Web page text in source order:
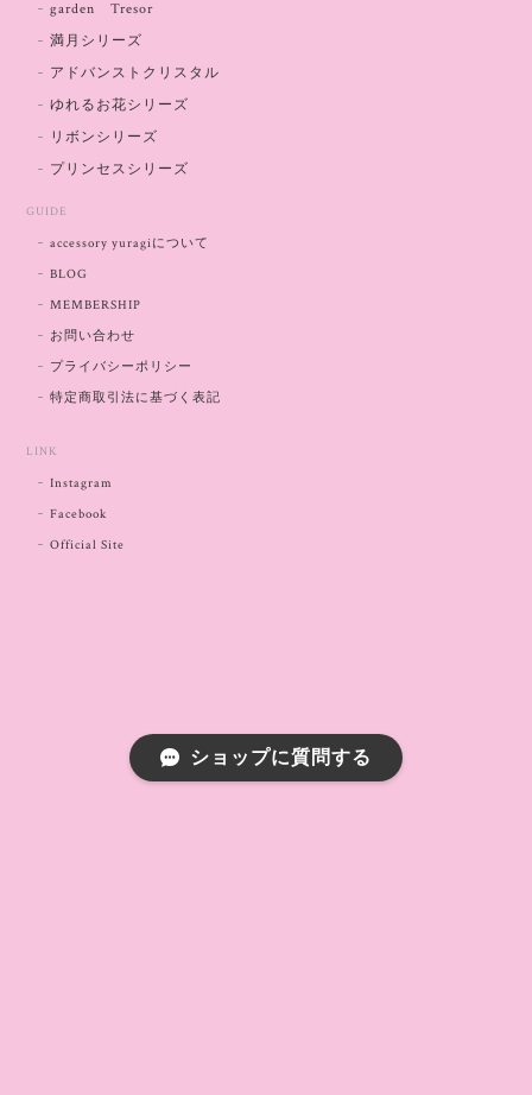
garden Tresor
満月シリーズ
アドバンストクリスタル
ゆれるお花シリーズ
リボンシリーズ
プリンセスシリーズ
GUIDE
accessory yuragiについて
BLOG
MEMBERSHIP
お問い合わせ
プライバシーポリシー
特定商取引法に基づく表記
LINK
Instagram
Facebook
Official Site
ショップに質問する